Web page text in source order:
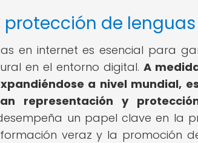
de
en internet es esencial para
en el entorno digital. A
a nivel mundial,
representación y
un papel clave en la
veraz y la promoción